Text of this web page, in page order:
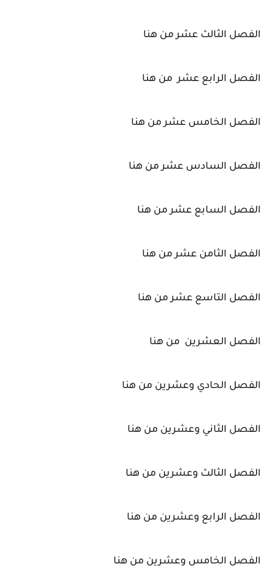
الفصل الثالث عشر من هنا
الفصل الرابع عشر من هنا
الفصل الخامس عشر من هنا
الفصل السادس عشر من هنا
الفصل السابع عشر من هنا
الفصل الثامن عشر من هنا
الفصل التاسع عشر من هنا
الفصل العشرين من هنا
الفصل الحادي وعشرين من هنا
الفصل الثاني وعشرين من هنا
الفصل الثالث وعشرين من هنا
الفصل الرابع وعشرين من هنا
الفصل الخامس وعشرين من هنا